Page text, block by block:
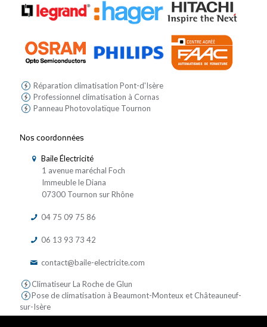
Réparation climatisation Pont-d'Isère
Professionnel climatisation à Cornas
Panneau Photovolatïque Tournon
Nos coordonnées
Baile Électricité
1 avenue maréchal Foch
Immeuble le Diana
07300 Tournon sur Rhône
04 75 09 75 86
06 13 93 73 42
contact@baile-electricite.com
Climatiseur La Roche de Glun
Pose de climatisation à Beaumont-Monteux et Châteauneuf-
sur-Isère